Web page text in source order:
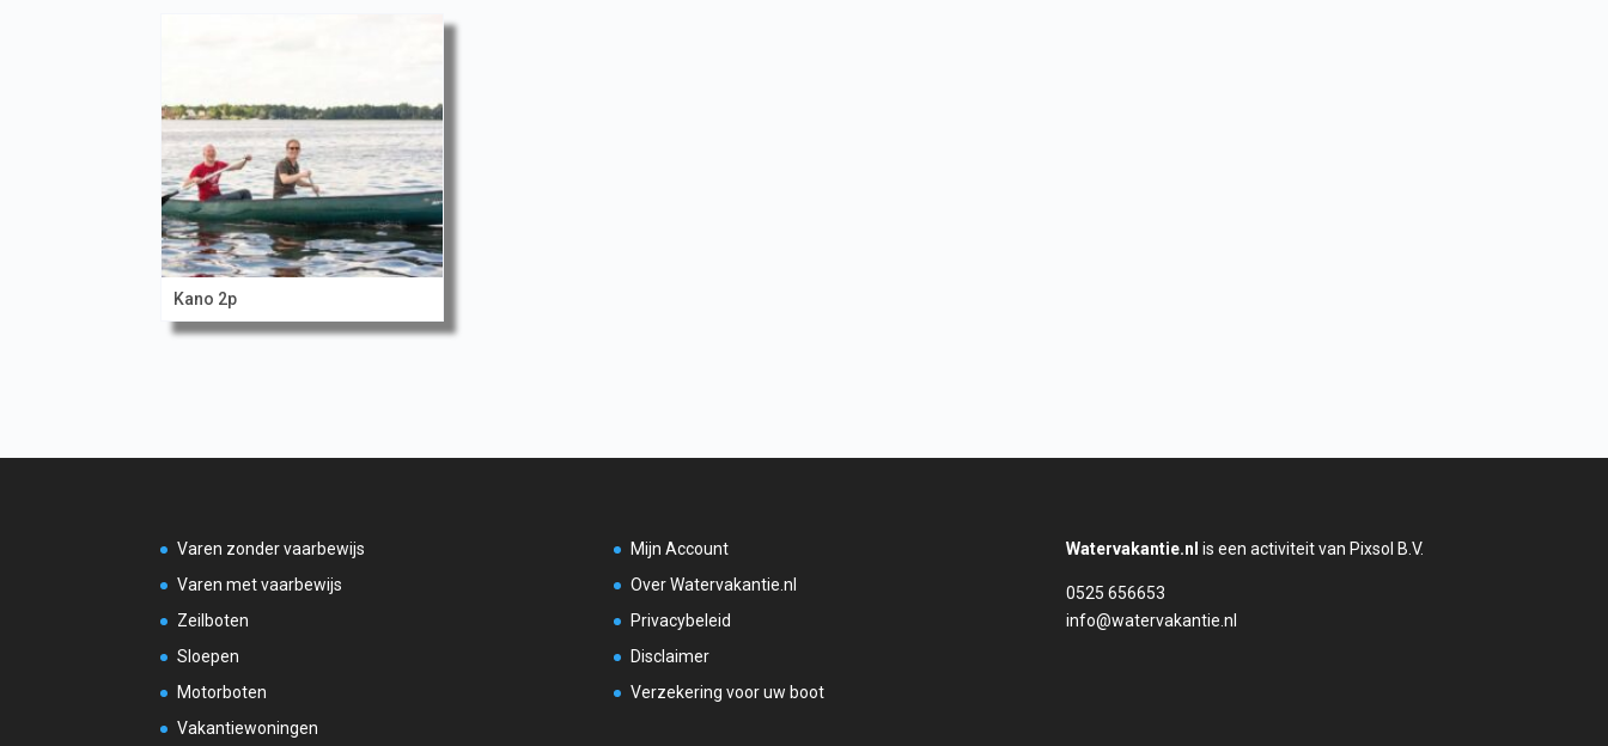
Kano 2p
Varen zonder vaarbewijs
Varen met vaarbewijs
Zeilboten
Sloepen
Motorboten
Vakantiewoningen
Mijn Account
Over Watervakantie.nl
Privacybeleid
Disclaimer
Verzekering voor uw boot
Watervakantie.nl is een activiteit van Pixsol B.V.
0525 656653
info@watervakantie.nl